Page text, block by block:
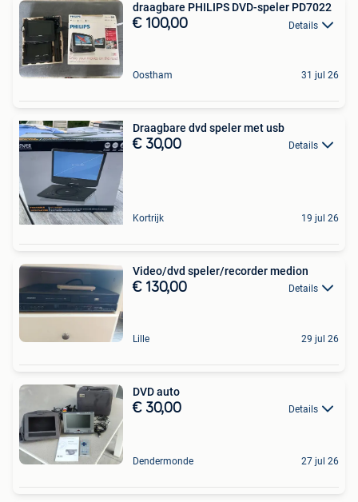
draagbare PHILIPS DVD-speler PD7022
€ 100,00 Details
Oostham 31 jul 26
Draagbare dvd speler met usb
€ 30,00 Details
Kortrijk 19 jul 26
Video/dvd speler/recorder medion
€ 130,00 Details
Lille 29 jul 26
DVD auto
€ 30,00 Details
Dendermonde 27 jul 26